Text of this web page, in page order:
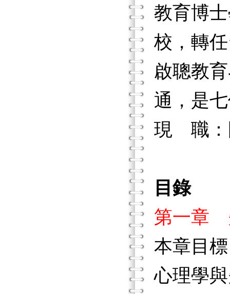
教育博
校，轉
啟聰教
通，是
現 職：
目錄
第一章
本章目標
心理學